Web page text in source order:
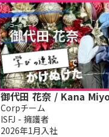
御代田 花奈 / Kana
Corpチーム
ISFJ - 擁護者
2026年1月入社